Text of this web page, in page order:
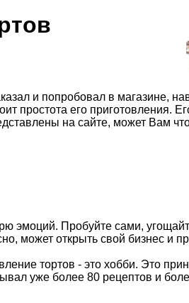
и попробовал в магазине,
простота его приготовления.
на сайте, может Вам
эмоций. Пробуйте сами,
может открыть свой бизнес и
тортов - это хобби. Это
уже более 80 рецептов и